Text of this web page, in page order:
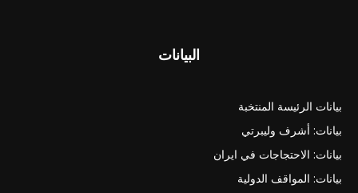
البيانات
بيانات الرئيسة المنتخبة
بيانات: أشرف وليبرتي
بيانات: الاحتجاجات في ايران
بيانات: المواقف الدولية